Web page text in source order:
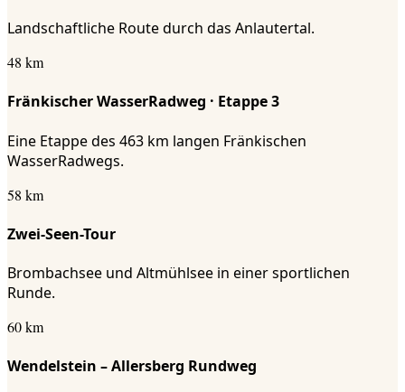
Landschaftliche Route durch das Anlautertal.
48 km
Fränkischer WasserRadweg · Etappe 3
Eine Etappe des 463 km langen Fränkischen
WasserRadwegs.
58 km
Zwei-Seen-Tour
Brombachsee und Altmühlsee in einer sportlichen
Runde.
60 km
Wendelstein – Allersberg Rundweg